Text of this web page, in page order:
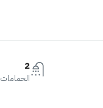
2
الحمامات